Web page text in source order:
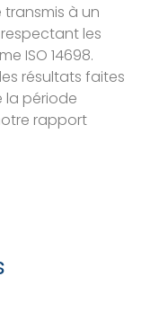
transmis à un
les
ISO 14698.
résultats faites
la période
rapport